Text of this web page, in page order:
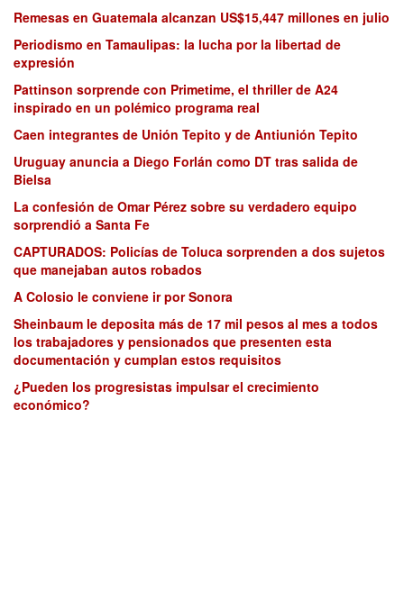
Remesas en Guatemala alcanzan US$15,447 millones en julio
Periodismo en Tamaulipas: la lucha por la libertad de
expresión
Pattinson sorprende con Primetime, el thriller de A24
inspirado en un polémico programa real
Caen integrantes de Unión Tepito y de Antiunión Tepito
Uruguay anuncia a Diego Forlán como DT tras salida de
Bielsa
La confesión de Omar Pérez sobre su verdadero equipo
sorprendió a Santa Fe
CAPTURADOS: Policías de Toluca sorprenden a dos sujetos
que manejaban autos robados
A Colosio le conviene ir por Sonora
Sheinbaum le deposita más de 17 mil pesos al mes a todos
los trabajadores y pensionados que presenten esta
documentación y cumplan estos requisitos
¿Pueden los progresistas impulsar el crecimiento
económico?